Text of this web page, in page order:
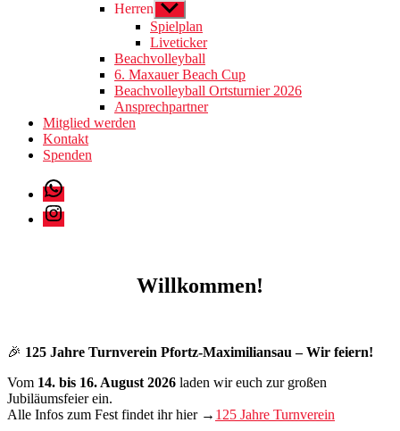
Herren Untermenü
anzeigen
Spielplan
Liveticker
Beachvolleyball
6. Maxauer Beach Cup
Beachvolleyball Ortsturnier 2026
Ansprechpartner
Mitglied werden
Kontakt
Spenden
WhatsApp
Instagram
Willkommen!
🎉 125 Jahre Turnverein Pfortz-Maximiliansau – Wir feiern!
Vom 14. bis 16. August 2026 laden wir euch zur großen
Jubiläumsfeier ein.
Alle Infos zum Fest findet ihr hier → 125 Jahre Turnverein